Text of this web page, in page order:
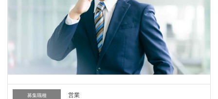
募集職種 営業